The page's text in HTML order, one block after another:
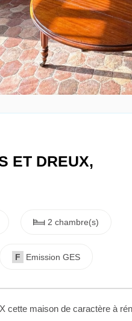
ET DREUX,
2 chambre(s)
F Emission GES
maison de caractère à